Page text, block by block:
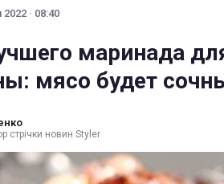
· 08:40
маринада
мясо будет
стрічки новин Styler